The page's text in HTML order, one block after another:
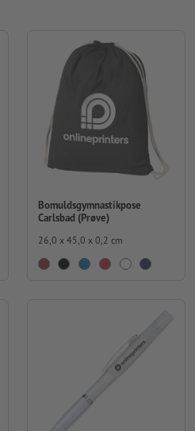
Bomuldsgymnastikpose
Carlsbad (Prøve)
26,0 x 45,0 x 0,2 cm